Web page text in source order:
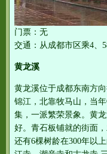
门票：无
交通：从成都市区乘4、
黄龙溪
黄龙溪位于成都东南方
锦江，北靠牧马山，当
集，一派繁荣景象。黄
好。青石板铺就的街面
还有6棵树龄在300年以